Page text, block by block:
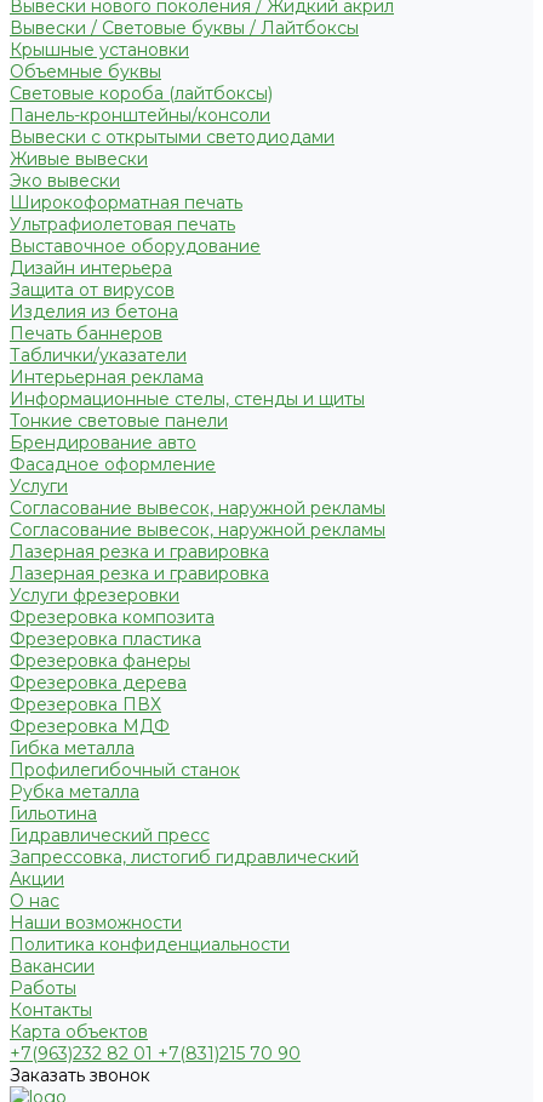
Вывески нового поколения / Жидкий акрил
Вывески / Световые буквы / Лайтбоксы
Крышные установки
Объемные буквы
Световые короба (лайтбоксы)
Панель-кронштейны/консоли
Вывески с открытыми светодиодами
Живые вывески
Эко вывески
Широкоформатная печать
Ультрафиолетовая печать
Выставочное оборудование
Дизайн интерьера
Защита от вирусов
Изделия из бетона
Печать баннеров
Таблички/указатели
Интерьерная реклама
Информационные стелы, стенды и щиты
Тонкие световые панели
Брендирование авто
Фасадное оформление
Услуги
Согласование вывесок, наружной рекламы
Согласование вывесок, наружной рекламы
Лазерная резка и гравировка
Лазерная резка и гравировка
Услуги фрезеровки
Фрезеровка композита
Фрезеровка пластика
Фрезеровка фанеры
Фрезеровка дерева
Фрезеровка ПВХ
Фрезеровка МДФ
Гибка металла
Профилегибочный станок
Рубка металла
Гильотина
Гидравлический пресс
Запрессовка, листогиб гидравлический
Акции
О нас
Наши возможности
Политика конфиденциальности
Вакансии
Работы
Контакты
Карта объектов
+7(963)232 82 01 +7(831)215 70 90
Заказать звонок